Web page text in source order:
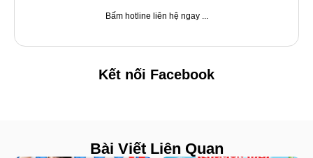
Bấm hotline liên hệ ngay ...
Kết nối Facebook
Bài Viết Liên Quan